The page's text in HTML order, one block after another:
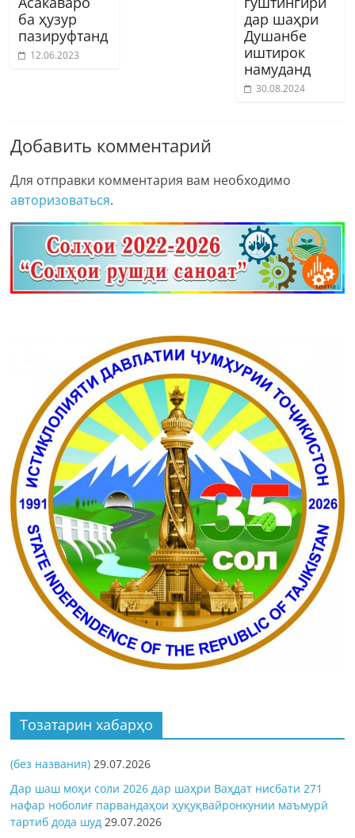
ба ҳузур
пазируфтанд
12.06.2023
дар шаҳри
Душанбе
иштирок
намуданд
30.08.2024
Добавить комментарий
Для отправки комментария вам необходимо
авторизоваться.
Тозатарин хабарҳо
(без названия) 29.07.2026
Дар шаш моҳи соли 2026 дар шаҳри Ваҳдат нисбати 271
нафар ноболиғ парвандаҳои ҳуқуқвайронкунии маъмурӣ
тартиб дода шуд 29.07.2026